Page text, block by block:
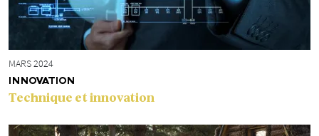
MARS 2024
INNOVATION
Technique et innovation